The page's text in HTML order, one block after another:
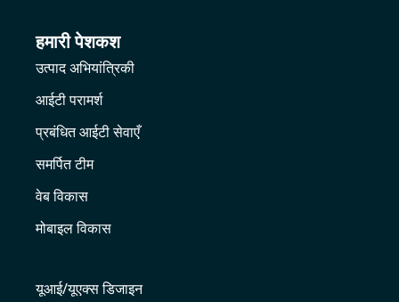
हमारी पेशकश
उत्पाद अभियांत्रिकी
आईटी परामर्श
प्रबंधित आईटी सेवाएँ
समर्पित टीम
वेब विकास
मोबाइल विकास
यूआई/यूएक्स डिजाइन